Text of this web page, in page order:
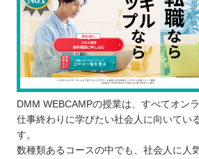
DMM WEBCAMPの授業は、すべてオン
仕事終わりに学びたい社会人に向いてい
す。
数種類あるコースの中でも、社会人に人